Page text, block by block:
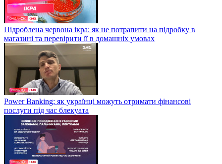
Підроблена червона ікра: як не потрапити на підробку в
магазині та перевірити її в домашніх умовах
Power Banking: як українці можуть отримати фінансові
послуги під час блекуата